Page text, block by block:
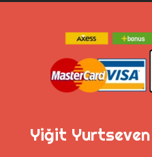
Yiğit Yurtseven